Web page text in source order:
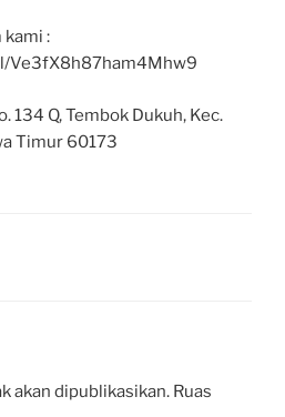
:
Ve3fX8h87ham4Mhw9
134 Q, Tembok Dukuh, Kec.
Timur 60173
akan dipublikasikan. Ruas